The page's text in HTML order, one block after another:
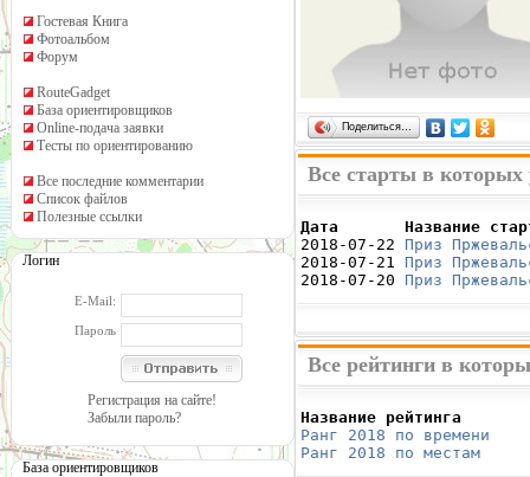
Гостевая Книга
Фотоальбом
Форум
RouteGadget
База ориентировщиков
Online-подача заявки
Тесты по ориентированию
Все последние комментарии
Список файлов
Полезные ссылки
Логин
E-Mail:
Пароль
Регистрация на сайте!
Забыли пароль?
База ориентировщиков
Поделиться…
Все старты в которых
Дата       Название
2018-07-22 Приз
2018-07-21 Приз
2018-07-20 Приз
Все рейтинги в
Название рейтинга
Ранг 2018 по времени
Ранг 2018 по местам